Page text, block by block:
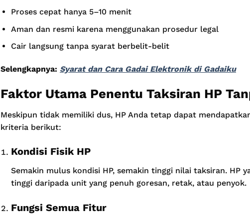
Proses cepat hanya 5–10 menit
Aman dan resmi karena menggunakan prosedur legal
Cair langsung tanpa syarat berbelit-belit
Selengkapnya: Syarat dan Cara Gadai Elektronik di Gadaiku
Faktor Utama Penentu Taksiran HP
Meskipun tidak memiliki dus, HP Anda tetap dapat
kriteria berikut:
Kondisi Fisik HP
Semakin mulus kondisi HP, semakin tinggi nilai taksiran. HP
tinggi daripada unit yang penuh goresan, retak, atau penyok.
Fungsi Semua Fitur